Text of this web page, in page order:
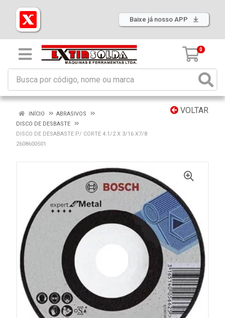
Baixe já nosso APP
0
VOLTAR
INÍCIO
ABRASIVOS
DISCO DE DESBASTE
DISCO DE DESABASTE P/ CORTE 4.1/2 X 3/16 X7/8
2608600501